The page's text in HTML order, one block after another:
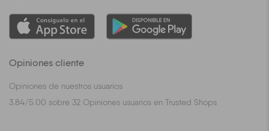
Opiniones cliente
Opiniones de nuestros usuarios
3.84/5.00 sobre 32 Opiniones usuarios en Trusted Shops